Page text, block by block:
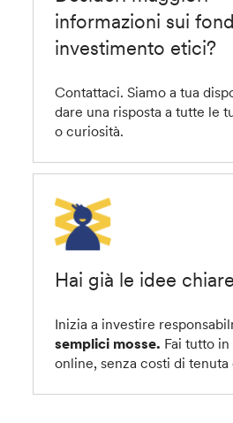
informazioni sui
investimento etici?
Contattaci. Siamo a tua
dare una risposta a tutte le
o curiosità.
Hai già le idee
Inizia a investire
semplici mosse. Fai tutto
online, senza costi di tenuta